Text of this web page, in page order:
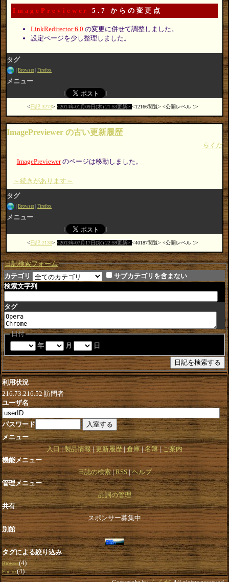
ImagePreviewer 5.7 からの変更点
LinkRedirector 6.0 の変更に併せて調整しました。
設定ページを少し整理しました。
タグ
Browser Firefox
メニュー
日記:3273 2014年01月09日(木) 21:53更新 12166閲覧 公開レベル 1
ImagePreviewer の古い更新履歴
らくだ
ImagePreviewerのページは移動しました。
～続きがあります～
タグ
Browser Firefox
メニュー
日記:2130 2013年07月17日(水) 22:59更新 40187閲覧 公開レベル 1
日記検索フォーム
カテゴリ
サブカテゴリを含まない
検索文字列
タグ
日付
年
月 日
利用状況
216.73.216.52訪問者
ユーザ名
パスワード
メニュー
入口 製品情報 更新履歴 倉庫 名簿 ご案内
機能メニュー
日誌の検索 RSS ヘルプ
管理メニュー
品詞の管理
共有
スポンサー募集中
別館
タグによる絞り込み
Browser(4)
Firefox(4)